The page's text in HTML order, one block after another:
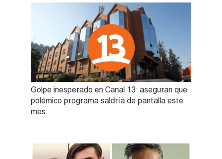
Golpe inesperado en Canal 13: aseguran que
polémico programa saldría de pantalla este
mes